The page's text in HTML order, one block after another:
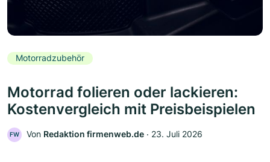
Motorradzubehör
Motorrad folieren oder lackieren:
Kostenvergleich mit Preisbeispielen
FW Von Redaktion firmenweb.de ‧ 23. Juli 2026